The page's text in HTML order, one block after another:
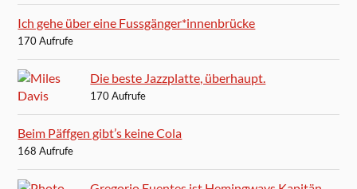
Ich gehe über eine Fussgänger*innenbrücke
170 Aufrufe
Die beste Jazzplatte, überhaupt.
170 Aufrufe
Beim Päffgen gibt’s keine Cola
168 Aufrufe